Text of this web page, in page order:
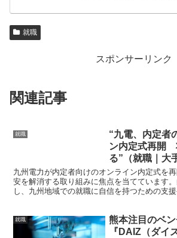
就職
スポンサーリンク
関連記事
就職
“九電、内定者
ン内定式再開
る”（就職｜大
九州電力が内定者向けのオンライン内定式を
安を解消する取り組みに焦点を当てています
し、九州地域での就職に自信を持つための支
評価について説明しています。九州電力が内
ついても触れています。
就職
熊本注目のベ
『DAIZ（ダイ